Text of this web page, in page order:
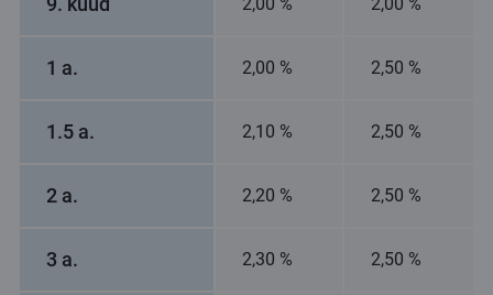
1 a. 2,00 % 2,50 %
1.5 a. 2,10 % 2,50 %
2 a. 2,20 % 2,50 %
3 a. 2,30 % 2,50 %